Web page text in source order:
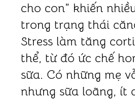
cho con” khiến
trong trạng thái
Stress làm tăng
thể, từ đó ức chế
sữa. Có những mẹ
nhưng sữa loãng, ít